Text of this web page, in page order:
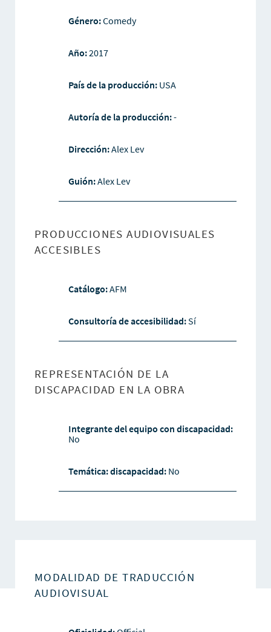
Género:Comedy
Año:2017
País de la producción: USA
Autoría de la producción:-
Dirección:Alex Lev
Guión:Alex Lev
PRODUCCIONES AUDIOVISUALES
ACCESIBLES
Catálogo:AFM
Consultoría de accesibilidad:Sí
REPRESENTACIÓN DE LA
DISCAPACIDAD EN LA OBRA
Integrante del equipo con discapacidad:
No
Temática: discapacidad: No
MODALIDAD DE TRADUCCIÓN
AUDIOVISUAL